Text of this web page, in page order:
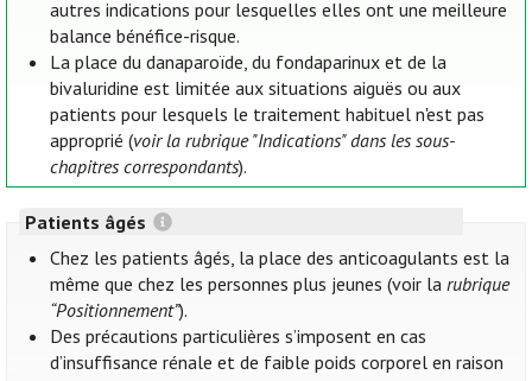
autres indications pour lesquelles elles ont une meilleure
balance bénéfice-risque.
La place du danaparoïde, du fondaparinux et de la
bivaluridine est limitée aux situations aiguës ou aux
patients pour lesquels le traitement habituel n'est pas
approprié (voir la rubrique "Indications" dans les sous-
chapitres correspondants).
Patients âgés
Chez les patients âgés, la place des anticoagulants est la
même que chez les personnes plus jeunes (voir larubrique
“Positionnement”).
Des précautions particulières s’imposent en cas
d’insuffisance rénale et de faible poids corporel en raison